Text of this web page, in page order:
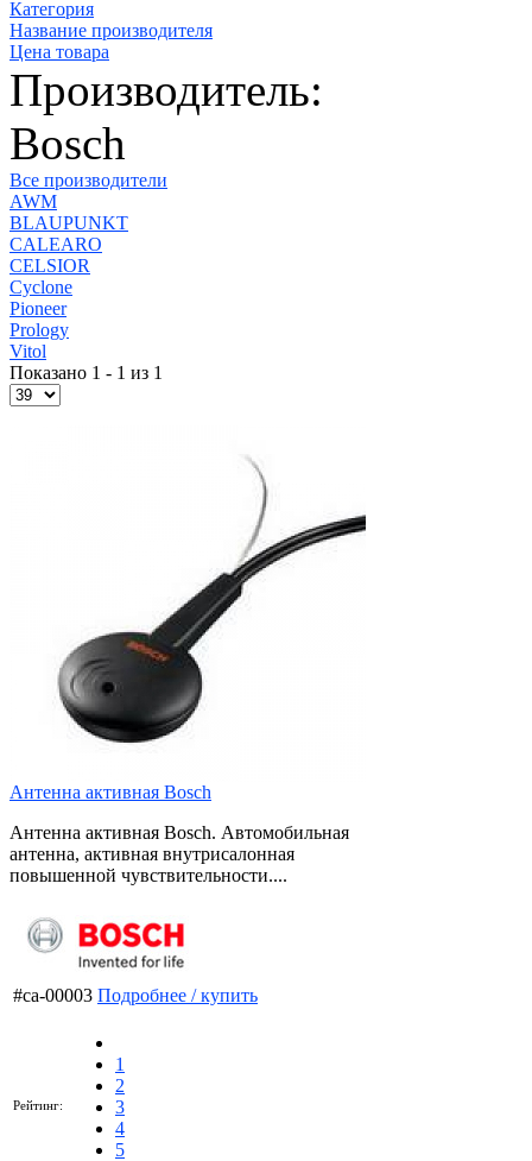
Категория
Название производителя
Цена товара
Производитель:
Bosch
Все производители
AWM
BLAUPUNKT
CALEARO
CELSIOR
Cyclone
Pioneer
Prology
Vitol
Показано 1 - 1 из 1
Антенна активная Bosch
Антенна активная Bosch. Автомобильная
антенна, активная внутрисалонная
повышенной чувствительности....
#ca-00003 Подробнее / купить
Рейтинг:
1
2
3
4
5